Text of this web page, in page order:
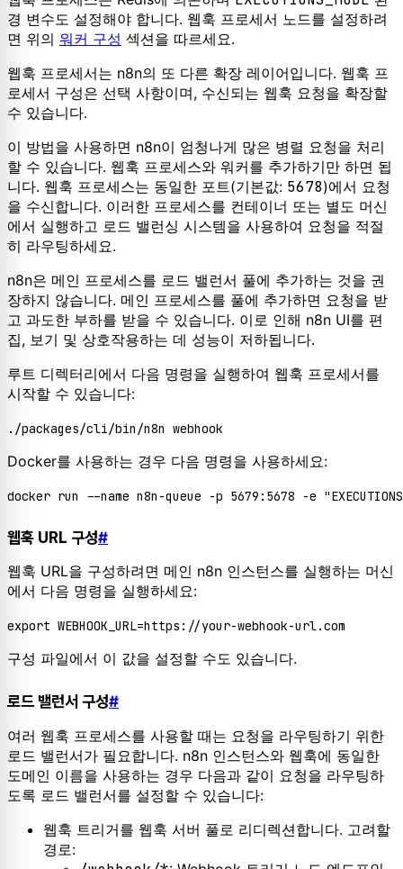
경 변수도 설정해야 합니다. 웹훅 프로세서 노드를 설정하려
면 위의 워커 구성 섹션을 따르세요.
웹훅 프로세서는 n8n의 또 다른 확장 레이어입니다. 웹훅 프
로세서 구성은 선택 사항이며, 수신되는 웹훅 요청을 확장할
수 있습니다.
이 방법을 사용하면 n8n이 엄청나게 많은 병렬 요청을 처리
할 수 있습니다. 웹훅 프로세스와 워커를 추가하기만 하면 됩
니다. 웹훅 프로세스는 동일한 포트(기본값: 5678)에서 요청
을 수신합니다. 이러한 프로세스를 컨테이너 또는 별도 머신
에서 실행하고 로드 밸런싱 시스템을 사용하여 요청을 적절
히 라우팅하세요.
n8n은 메인 프로세스를 로드 밸런서 풀에 추가하는 것을 권
장하지 않습니다. 메인 프로세스를 풀에 추가하면 요청을 받
고 과도한 부하를 받을 수 있습니다. 이로 인해 n8n UI를 편
집, 보기 및 상호작용하는 데 성능이 저하됩니다.
루트 디렉터리에서 다음 명령을 실행하여 웹훅 프로세서를
시작할 수 있습니다:
Docker를 사용하는 경우 다음 명령을 사용하세요:
웹훅 URL 구성#
웹훅 URL을 구성하려면 메인 n8n 인스턴스를 실행하는 머신
에서 다음 명령을 실행하세요:
export
구성 파일에서 이 값을 설정할 수도 있습니다.
로드 밸런서 구성#
여러 웹훅 프로세스를 사용할 때는 요청을 라우팅하기 위한
로드 밸런서가 필요합니다. n8n 인스턴스와 웹훅에 동일한
도메인 이름을 사용하는 경우 다음과 같이 요청을 라우팅하
도록 로드 밸런서를 설정할 수 있습니다:
웹훅 트리거를 웹훅 서버 풀로 리디렉션합니다. 고려할
경로: